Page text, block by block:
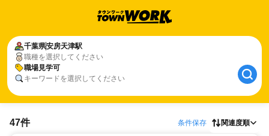
千葉県安房天津駅
職種を選択してください
職場見学可
キーワードを選択してください
47件 条件保存 関連度順